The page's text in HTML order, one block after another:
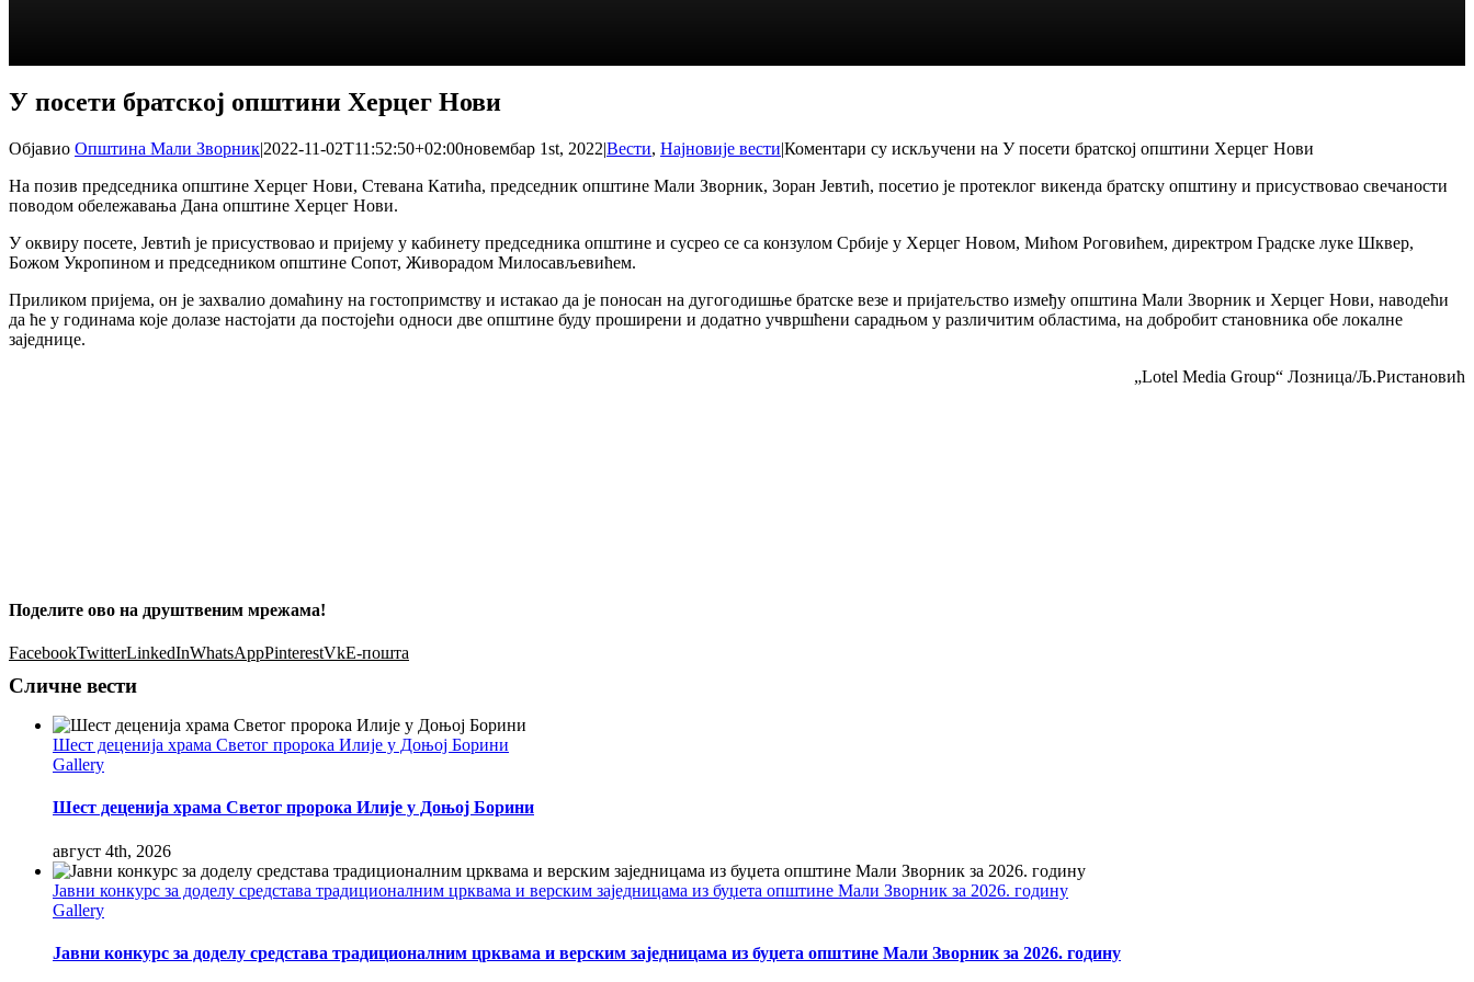
У посети братској општини Херцег Нови
Објавио Општина Мали Зворник|2022-11-02T11:52:50+02:00новембар 1st, 2022|Вести, Најновије вести|Коментари су искључени на У посети братској општини Херцег Нови
На позив председника општине Херцег Нови, Стевана Катића, председник општине Мали Зворник, Зоран Јевтић, посетио је протеклог викенда братску општину и присуствовао свечаности
поводом обележавања Дана општине Херцег Нови.
У оквиру посете, Јевтић је присуствовао и пријему у кабинету председника општине и сусрео се са конзулом Србије у Херцег Новом, Мићом Роговићем, директром Градске луке Шквер,
Божом Укропином и председником општине Сопот, Живорадом Милосављевићем.
Приликом пријема, он је захвалио домаћину на гостопримству и истакао да је поносан на дугогодишње братске везе и пријатељство између општина Мали Зворник и Херцег Нови, наводећи
да ће у годинама које долазе настојати да постојећи односи две општине буду проширени и додатно учвршћени сарадњом у различитим областима, на добробит становника обе локалне
заједнице.
„Lotel Media Group“ Лозница/Љ.Ристановић
Поделите ово на друштвеним мрежама!
FacebookTwitterLinkedInWhatsAppPinterestVkЕ-пошта
Сличне вести
Шест деценија храма Светог пророка Илије у Доњој Борини
Gallery
Шест деценија храма Светог пророка Илије у Доњој Борини
август 4th, 2026
Јавни конкурс за доделу средстава традиционалним црквама и верским заједницама из буџета општине Мали Зворник за 2026. годину
Gallery
Јавни конкурс за доделу средстава традиционалним црквама и верским заједницама из буџета општине Мали Зворник за 2026. годину